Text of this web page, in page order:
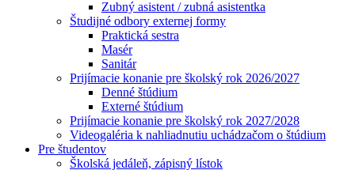
Zubný asistent / zubná asistentka
Študijné odbory externej formy
Praktická sestra
Masér
Sanitár
Prijímacie konanie pre školský rok 2026/2027
Denné štúdium
Externé štúdium
Prijímacie konanie pre školský rok 2027/2028
Videogaléria k nahliadnutiu uchádzačom o štúdium
Pre študentov
Školská jedáleň, zápisný lístok